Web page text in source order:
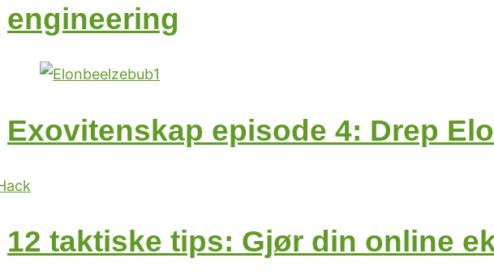
engineering
Exovitenskap episode 4: Drep
12 taktiske tips: Gjør din online